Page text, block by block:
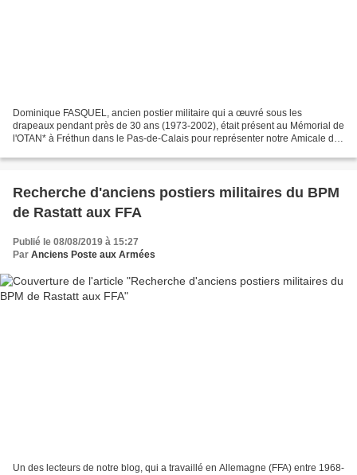
Dominique FASQUEL, ancien postier militaire qui a œuvré sous les
drapeaux pendant près de 30 ans (1973-2002), était présent au Mémorial de
l'OTAN* à Fréthun dans le Pas-de-Calais pour représenter notre Amicale des
Recherche d'anciens postiers militaires du BPM
de Rastatt aux FFA
Publié le 08/08/2019 à 15:27
Par Anciens Poste aux Armées
Un des lecteurs de notre blog, qui a travaillé en Allemagne (FFA) entre 1968-